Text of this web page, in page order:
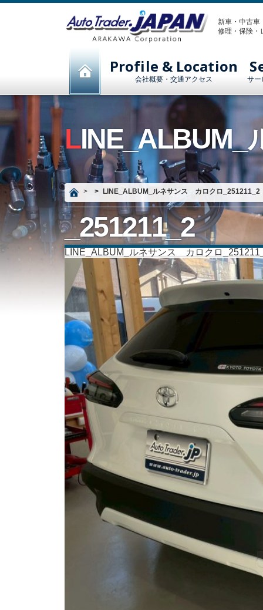
新車・中古
修理・保険・
Profile & Location
会社概要・交通アクセス サー
LINE_ALBUM_ルネサンス カロクロ
_251211_2
LINE_ALBUM_ルネサンス カロクロ_251211_2
LINE_ALBUM_ルネサンス カロクロ